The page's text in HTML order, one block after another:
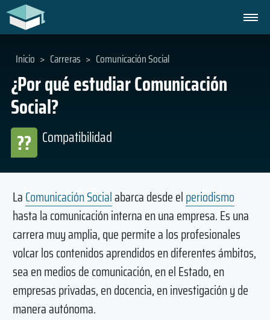
¿Por qué estudiar Comunicación
Social?
Compatibilidad
??
Inicio > Carreras > Comunicación Social
LaComunicación Socialabarca desde elperiodismo
hasta la comunicación interna en una empresa. Es una
carrera muy amplia, que permite a los profesionales
volcar los contenidos aprendidos en diferentes ámbitos,
sea en medios de comunicación, en el Estado, en
empresas privadas, en docencia, en investigación y de
manera autónoma.